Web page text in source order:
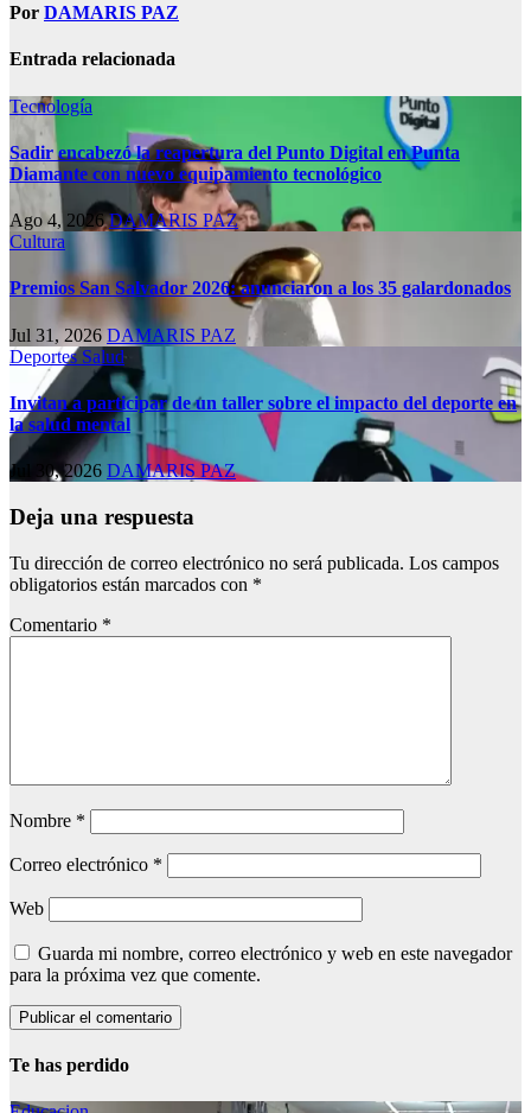
Por DAMARIS PAZ
Entrada relacionada
Tecnología
Sadir encabezó la reapertura del Punto Digital en Punta
Diamante con nuevo equipamiento tecnológico
Ago 4, 2026DAMARIS PAZ
Cultura
Premios San Salvador 2026: anunciaron a los 35 galardonados
Jul 31, 2026 DAMARIS PAZ
Deportes Salud
Invitan a participar de un taller sobre el impacto del deporte en
la salud mental
Jul 30, 2026 DAMARIS PAZ
Deja una respuesta
Tu dirección de correo electrónico no será publicada. Los campos
obligatorios están marcados con *
Comentario *
Nombre *
Correo electrónico *
Web
Guarda mi nombre, correo electrónico y web en este navegador
para la próxima vez que comente.
Te has perdido